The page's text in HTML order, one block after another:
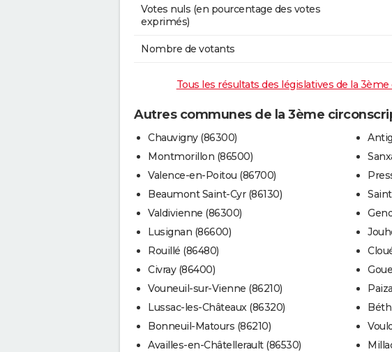
Votes nuls (en pourcentage des votes
exprimés)
Nombre de votants
Tous les résultats des législatives de la
Autres communes de la 3ème
Chauvigny (86300)
Montmorillon (86500)
Valence-en-Poitou (86700)
Beaumont Saint-Cyr (86130)
Valdivienne (86300)
Lusignan (86600)
Rouillé (86480)
Civray (86400)
Vouneuil-sur-Vienne (86210)
Lussac-les-Châteaux (86320)
Bonneuil-Matours (86210)
Availles-en-Châtellerault (86530)